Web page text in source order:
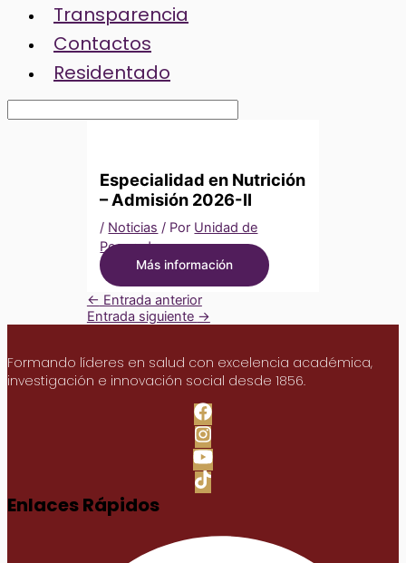
Transparencia
Contactos
Residentado
Especialidad en Nutrición
– Admisión 2026-II
/ Noticias / Por Unidad de
Posgrado
Más información
← Entrada anterior
Entrada siguiente →
Formando líderes en salud con excelencia académica,
investigación e innovación social desde 1856.
Enlaces Rápidos